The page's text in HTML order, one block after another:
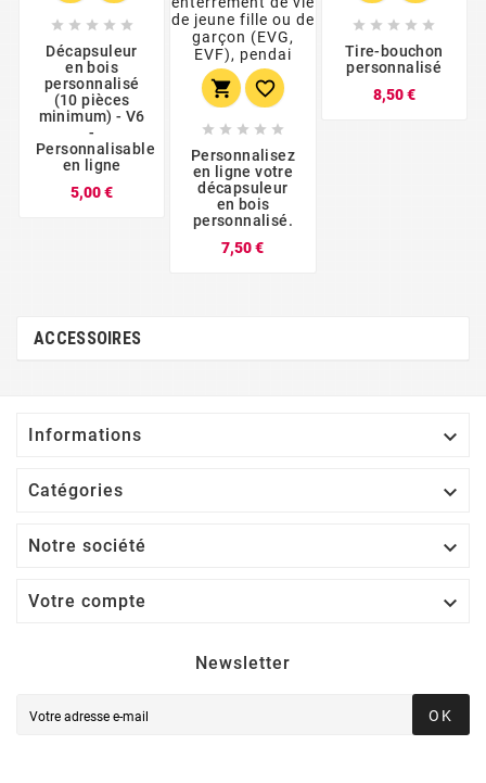
    
Décapsuleur
en bois
personnalisé
(10 pièces
minimum) - V6
-
Personnalisable
en ligne
5,00 €Prix
 
    
Personnalisez
en ligne votre
décapsuleur
en bois
personnalisé.
7,50 €Prix
    
Tire-bouchon
personnalisé
8,50 €Prix
ACCESSOIRES
Informations 
Catégories 
Notre société 
Votre compte 
Newsletter
OK